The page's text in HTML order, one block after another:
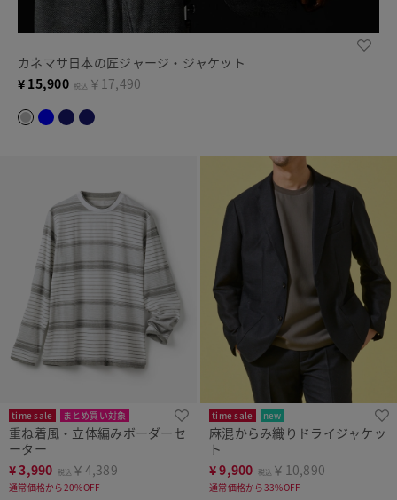
カネマサ日本の匠ジャージ・ジャケット
¥ 15,900 税込 ￥17,490
time sale まとめ買い対象
重ね着風・立体編みボーダーセ
ーター
¥3,990 税込 ￥4,389
通常価格から20%OFF
time sale new
麻混からみ織りドライジャケッ
ト
¥9,900 税込 ￥10,890
通常価格から33%OFF